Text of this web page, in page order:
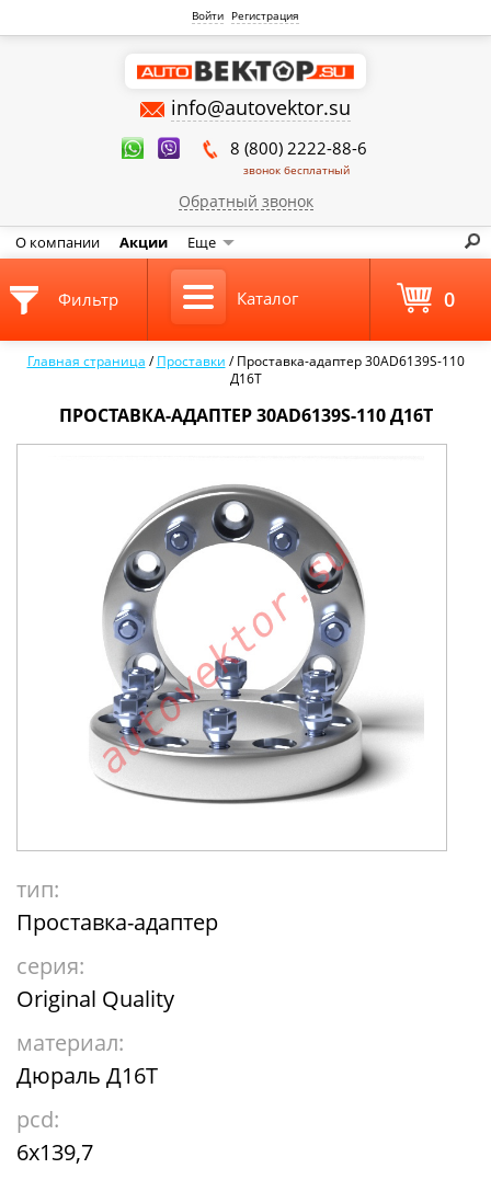
Войти Регистрация
info@autovektor.su
8 (800) 2222-88-6
звонок бесплатный
Обратный звонок
О компании Акции Еще
Главная страница /Проставки /Проставка-адаптер 30AD6139S-110
Д16Т
ПРОСТАВКА-АДАПТЕР 30AD6139S-110 Д16Т
тип:
Проставка-адаптер
серия:
Original Quality
материал:
Дюраль Д16Т
pcd:
6x139,7
Фильтр Каталог 0